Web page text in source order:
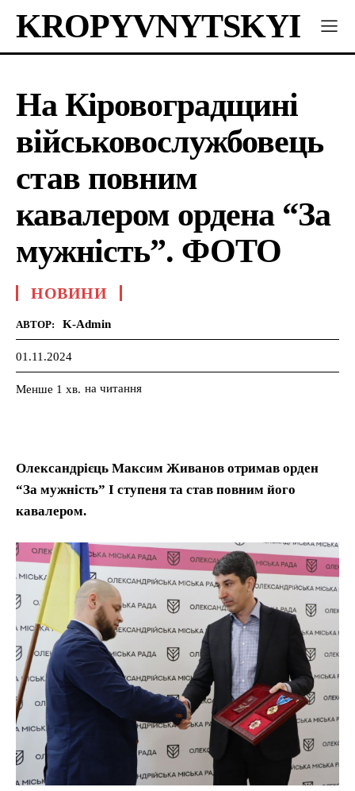
KROPYVNYTSKYI
На Кіровоградщині
військовослужбовець
став повним
кавалером ордена “За
мужність”. ФОТО
НОВИНИ
АВТОР: K-Admin
01.11.2024
Менше 1 хв. на читання
Олександрієць Максим Живанов отримав орден
“За мужність” І ступеня та став повним його
кавалером.